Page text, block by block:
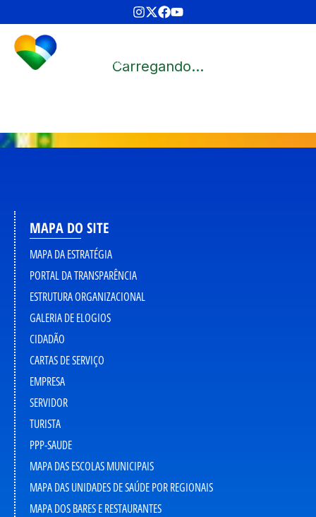
Carregando...
MAPA DO SITE
MAPA DA ESTRATÉGIA
PORTAL DA TRANSPARÊNCIA
ESTRUTURA ORGANIZACIONAL
GALERIA DE ELOGIOS
CIDADÃO
CARTAS DE SERVIÇO
EMPRESA
SERVIDOR
TURISTA
PPP-SAUDE
MAPA DAS ESCOLAS MUNICIPAIS
MAPA DAS UNIDADES DE SAÚDE POR REGIONAIS
MAPA DOS BARES E RESTAURANTES